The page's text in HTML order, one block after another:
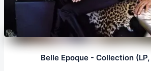
Belle Epoque - Collection